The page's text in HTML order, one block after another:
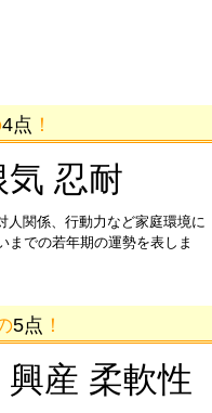
4点 ！
忍耐
人関係、行動力など家庭環境に
までの若年期の運勢を表しま
5点 ！
産 柔軟性